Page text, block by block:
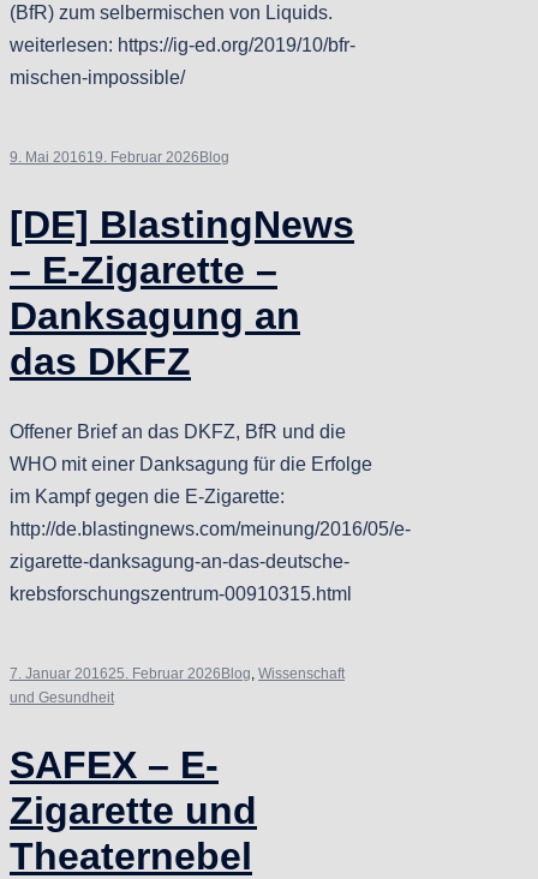
(BfR) zum selbermischen von Liquids.
weiterlesen: https://ig-ed.org/2019/10/bfr-
mischen-impossible/
9. Mai 201619. Februar 2026 Blog
[DE] BlastingNews
– E-Zigarette –
Danksagung an
das DKFZ
Offener Brief an das DKFZ, BfR und die
WHO mit einer Danksagung für die Erfolge
im Kampf gegen die E-Zigarette:
http://de.blastingnews.com/meinung/2016/05/e-
zigarette-danksagung-an-das-deutsche-
krebsforschungszentrum-00910315.html
7. Januar 201625. Februar 2026 Blog, Wissenschaft
und Gesundheit
SAFEX – E-
Zigarette und
Theaternebel